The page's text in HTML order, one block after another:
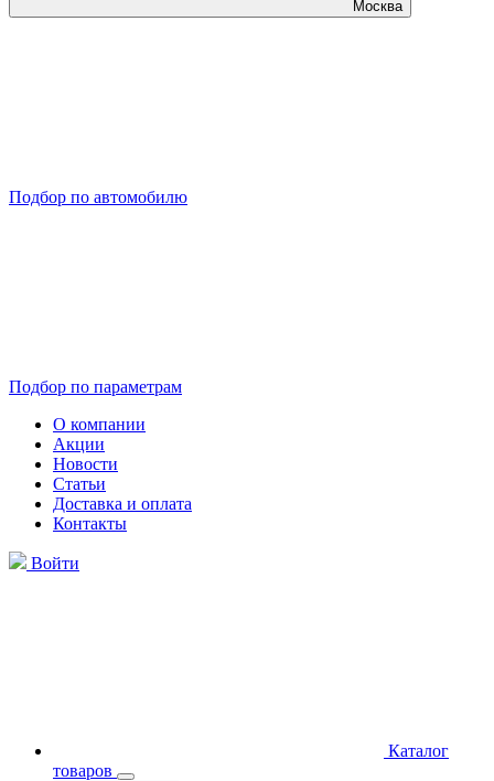
Москва
Подбор по автомобилю
Подбор по параметрам
О компании
Акции
Новости
Статьи
Доставка и оплата
Контакты
Войти
Каталог
товаров